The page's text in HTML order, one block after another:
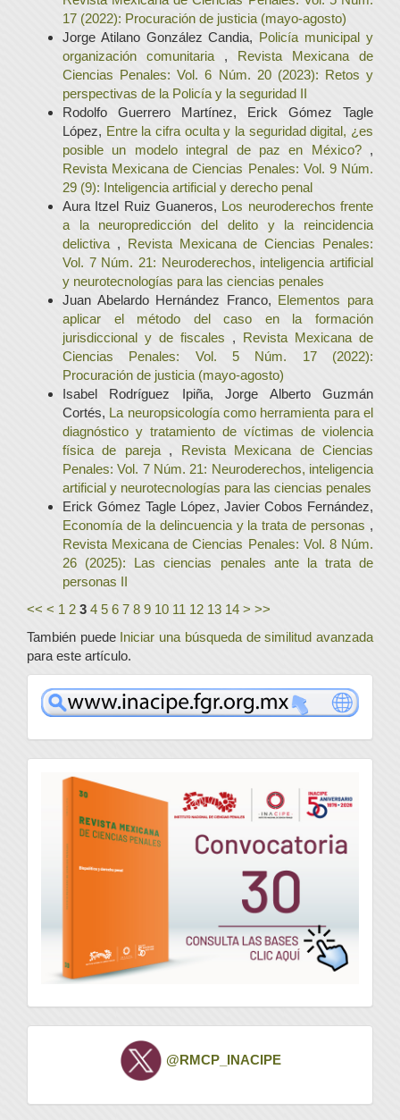
17 (2022): Procuración de justicia (mayo-agosto)
Jorge Atilano González Candia, Policía municipal y
organización comunitaria , Revista Mexicana de
Ciencias Penales: Vol. 6 Núm. 20 (2023): Retos y
perspectivas de la Policía y la seguridad II
Rodolfo Guerrero Martínez, Erick Gómez Tagle
López, Entre la cifra oculta y la seguridad digital, ¿es
posible un modelo integral de paz en México? ,
Revista Mexicana de Ciencias Penales: Vol. 9 Núm.
29 (9): Inteligencia artificial y derecho penal
Aura Itzel Ruiz Guaneros, Los neuroderechos frente
a la neuropredicción del delito y la reincidencia
delictiva , Revista Mexicana de Ciencias Penales:
Vol. 7 Núm. 21: Neuroderechos, inteligencia artificial
y neurotecnologías para las ciencias penales
Juan Abelardo Hernández Franco, Elementos para
aplicar el método del caso en la formación
jurisdiccional y de fiscales , Revista Mexicana de
Ciencias Penales: Vol. 5 Núm. 17 (2022):
Procuración de justicia (mayo-agosto)
Isabel Rodríguez Ipiña, Jorge Alberto Guzmán
Cortés, La neuropsicología como herramienta para el
diagnóstico y tratamiento de víctimas de violencia
física de pareja , Revista Mexicana de Ciencias
Penales: Vol. 7 Núm. 21: Neuroderechos, inteligencia
artificial y neurotecnologías para las ciencias penales
Erick Gómez Tagle López, Javier Cobos Fernández,
Economía de la delincuencia y la trata de personas ,
Revista Mexicana de Ciencias Penales: Vol. 8 Núm.
26 (2025): Las ciencias penales ante la trata de
personas II
<< < 1 2 3 4 5 6 7 8 9 10 11 12 13 14 > >>
También puede Iniciar una búsqueda de similitud avanzada
para este artículo.
www
convocatoria
Twitter @RMCP_INACIPE